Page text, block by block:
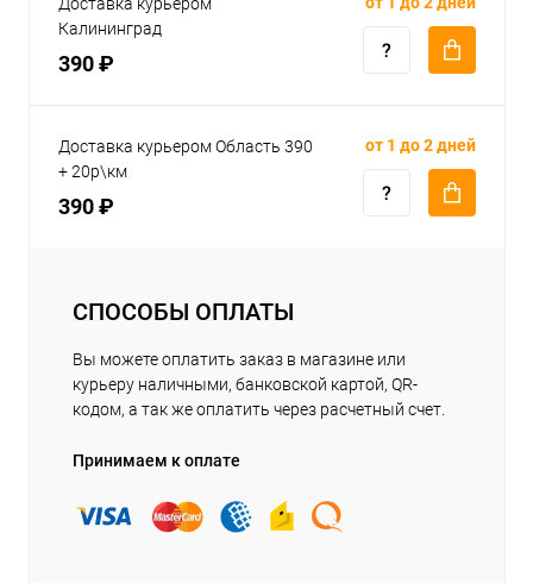
Доставка курьером
Калининград
390 ₽
Доставка курьером Область 390
+ 20р\км
390 ₽
от 1 до 2 дней
СПОСОБЫ ОПЛАТЫ
Вы можете оплатить заказ в магазине или
курьеру наличными, банковской картой, QR-
кодом, а так же оплатить через расчетный счет.
Принимаем к оплате